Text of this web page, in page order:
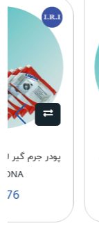
پودر جرم گیر